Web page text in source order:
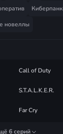
Киберпанк
новеллы
Call of Duty
S.T.A.L.K.E.R.
Far Cry
6 серий